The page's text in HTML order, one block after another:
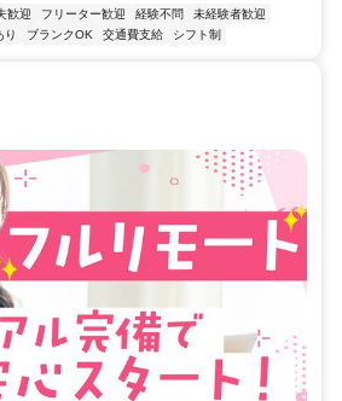
歓迎 フリーター歓迎 経験不問
未経験者歓迎
り ブランクOK 交通費支給 シフト制